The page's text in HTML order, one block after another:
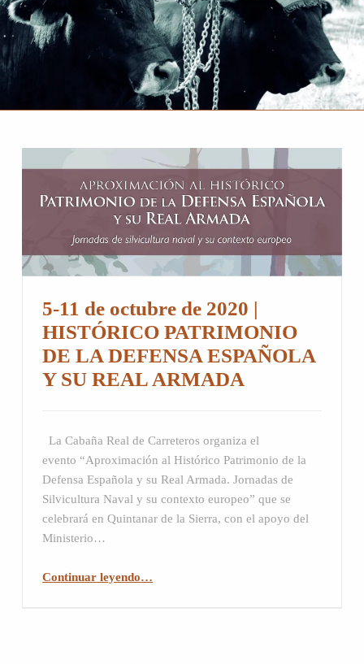
5-11 de octubre de 2020 |
HISTÓRICO PATRIMONIO
DE LA DEFENSA ESPAÑOLA
Y SU REAL ARMADA
PUBLICADO
EL:
0
5
/
1
/
C
O
M
E
N
T
R
La Cabaña Real de Carreteros organiza el
evento “Aproximación al Histórico Patrimonio de la
Defensa Española y su Real Armada. Jornadas de
Silvicultura Naval y su contexto europeo” que se
celebrará en Quintanar de la Sierra, con el apoyo del
Ministerio…
Continuar leyendo“5-11 de octubre de 2020 | HISTÓRICO PATRIMONIO DE LA DEFENSA ESPAÑOLA Y SU REAL ARMADA”
…